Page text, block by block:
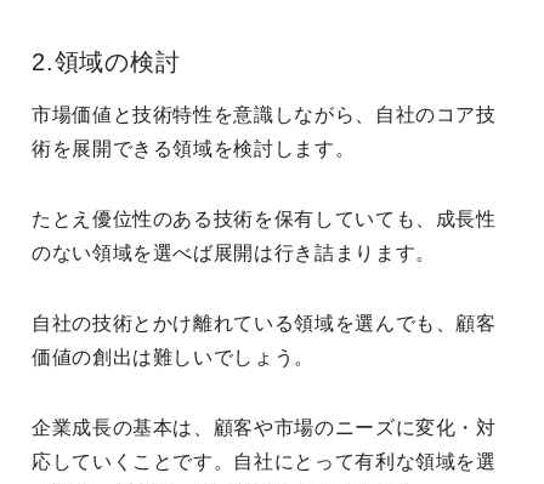
2.領域の検討
市場価値と技術特性を意識しながら、自社のコア技
術を展開できる領域を検討します。
たとえ優位性のある技術を保有していても、成長性
のない領域を選べば展開は行き詰まります。
自社の技術とかけ離れている領域を選んでも、顧客
価値の創出は難しいでしょう。
企業成長の基本は、顧客や市場のニーズに変化・対
応していくことです。自社にとって有利な領域を選